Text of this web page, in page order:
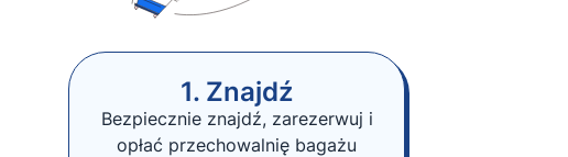
1. Znajdź
Bezpiecznie znajdź, zarezerwuj i
opłać przechowalnię bagażu